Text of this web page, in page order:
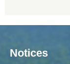
Notices